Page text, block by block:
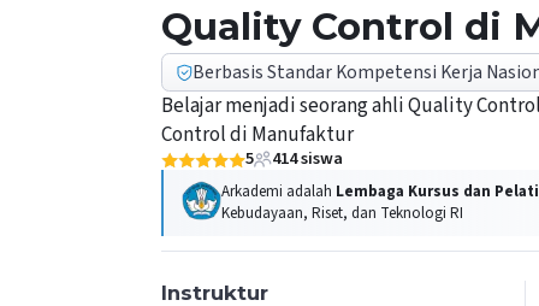
Quality Control di
Berbasis Standar Kompetensi Kerja
Belajar menjadi seorang ahli Quality
Control di Manufaktur
5 414siswa
Arkademi adalah Lembaga Kursus dan
Kebudayaan, Riset, dan Teknologi RI
Instruktur